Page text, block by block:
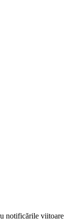
notificările viitoare